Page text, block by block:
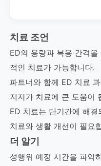
치료 조언
ED의 용량과 복용 간격
적인 치료가 가능합니다.
파트너와 함께 ED 치료
지지가 치료에 큰 도움이
ED 치료는 단기간에 해
치료와 생활 개선이 필요
더 알기
성행위 예정 시간을 파악